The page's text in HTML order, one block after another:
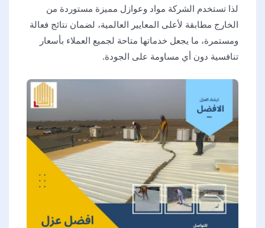
لذا تستخدم الشركة مواد وعوازل مميزة مستوردة من
الخارج مطابقة لأعلى المعايير العالمية، لضمان نتائج فعالة
ومستمرة، ما يجعل خدماتها متاحة لجميع العملاء بأسعار
تنافسية دون أي مساومة على الجودة.